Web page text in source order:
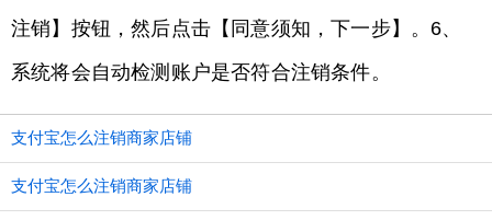
注销】按钮，然后点击【同意须知，下一步】。6、
系统将会自动检测账户是否符合注销条件。
支付宝怎么注销商家店铺
支付宝怎么注销商家店铺